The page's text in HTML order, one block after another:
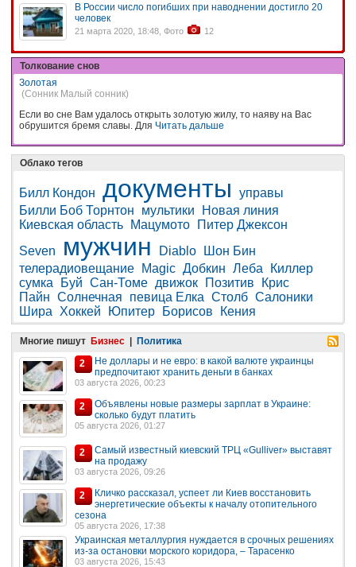
В России число погибших при наводнении достигло 20
человек
21 марта 2020, 18:48, Фото 12
Толкование снов
Золотая
(Сонник Малый сонник)
Если во сне Вам удалось открыть золотую жилу, то наяву на Вас
обрушится бремя славы. Для Читать дальше
Облако тегов
Билл Кондон документы
управы
Билли Боб Торнтон
мультики
Новая линия
Киевская область
Мацумото
Питер Джексон
Seven
мужчин Diablo
Шон Бин
телерадиовещание
Magic Добкин Леба
Киллер
сумка
Буй Сан-Томе движок Позитив
Крис
Пайн Солнечная певица Елка Столб Салоники
Шира
Хоккей Юпитер Борисов Кения
Многие пишут Бизнес
Политика
2
Не доллары и не евро: в какой валюте украинцы
предпочитают хранить деньги в банках
03 августа 2026, 00:23
2
Объявлены новые размеры зарплат в Украине:
сколько будут платить
05 августа 2026, 01:27
2
Самый известный киевский ТРЦ «Gulliver» выставят
на продажу
03 августа 2026, 09:26
2
Кличко рассказал, успеет ли Киев восстановить
энергетические объекты к началу отопительного
сезона
05 августа 2026, 17:38
Украинская металлургия нуждается в срочных решениях
из-за остановки морского коридора, – Тарасенко
03 августа 2026, 15:43